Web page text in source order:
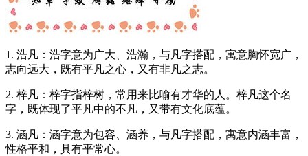
1. 浩凡：浩字意为广大、浩瀚，与凡字搭配，寓意胸怀宽广，
志向远大，既有平凡之心，又有非凡之志。
2. 梓凡：梓字指梓树，常用来比喻有才华的人。梓凡这个名
字，既体现了平凡中的不凡，又带有文化底蕴。
3. 涵凡：涵字意为包容、涵养，与凡字搭配，寓意内涵丰富，
性格平和，具有平常心。